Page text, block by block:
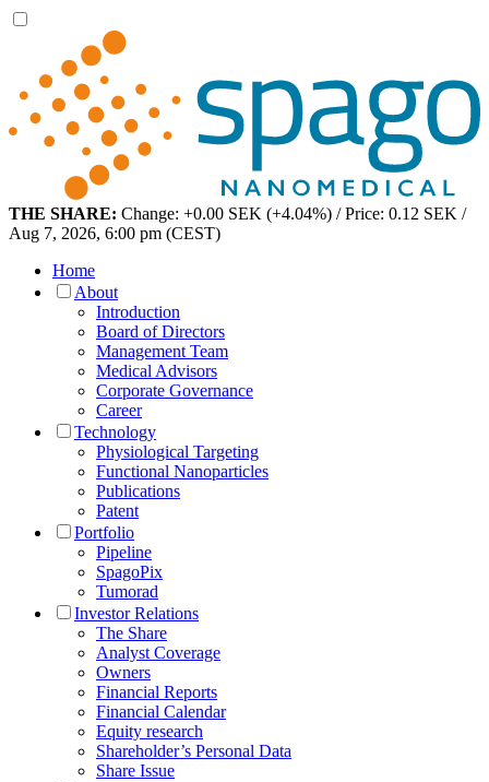
THE SHARE: Change: +0.00 SEK (+4.04%) / Price: 0.12 SEK /
Aug 7, 2026, 6:00 pm (CEST)
Home
About
Introduction
Board of Directors
Management Team
Medical Advisors
Corporate Governance
Career
Technology
Physiological Targeting
Functional Nanoparticles
Publications
Patent
Portfolio
Pipeline
SpagoPix
Tumorad
Investor Relations
The Share
Analyst Coverage
Owners
Financial Reports
Financial Calendar
Equity research
Shareholder’s Personal Data
Share Issue